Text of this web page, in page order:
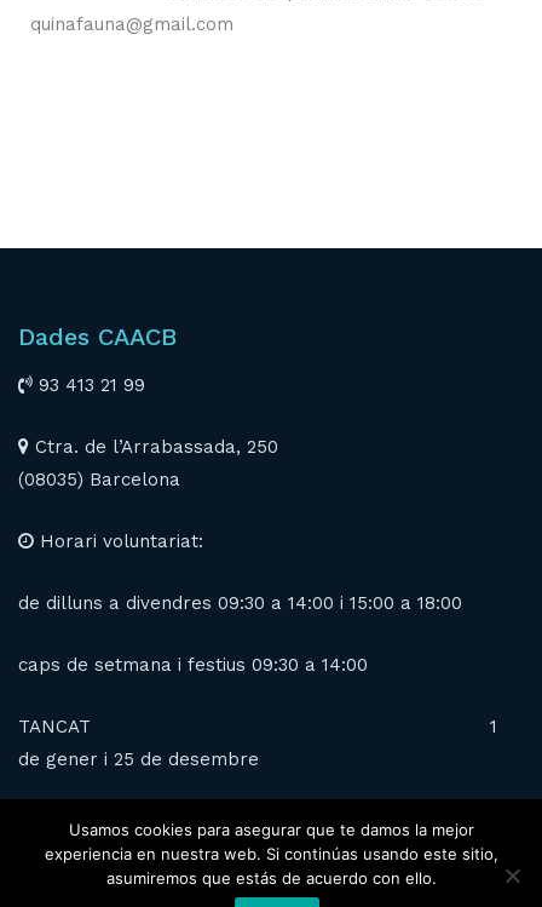
quinafauna@gmail.com
Dades CAACB
93 413 21 99
Ctra. de l’Arrabassada, 250
(08035) Barcelona
Horari voluntariat:
de dilluns a divendres 09:30 a 14:00 i 15:00 a 18:00
caps de setmana i festius 09:30 a 14:00
TANCAT 1
de gener i 25 de desembre
Copyright © 2020 Alls rights reserved. Web designed by
Usamos cookies para asegurar que te damos la mejor
experiencia en nuestra web. Si continúas usando este sitio,
asumiremos que estás de acuerdo con ello.